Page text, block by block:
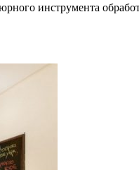
инструмента